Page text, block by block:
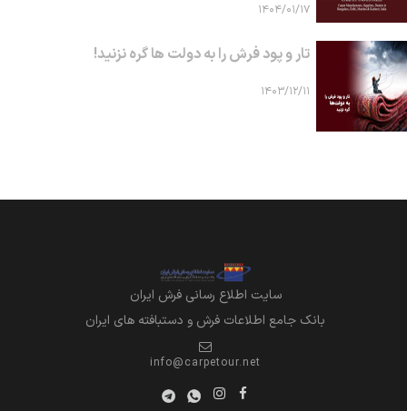
۱۴۰۴/۰۱/۱۷
تار و پود فرش را به دولت ها گره نزنید!
۱۴۰۳/۱۲/۱۱
سايت اطلاع رساني فرش ايران
بانک جامع اطلاعات فرش و دستبافته های ایران
info@carpetour.net